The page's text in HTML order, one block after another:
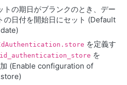
トの期日がブランクのとき、デー
の日付を開始日にセット (Default
を定義す
を
(Enable configuration of